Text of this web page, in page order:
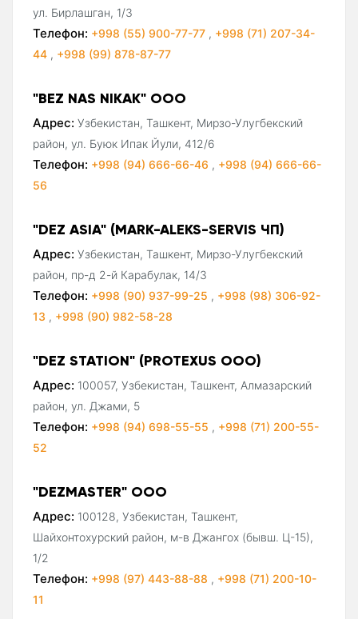
ул. Бирлашган, 1/3
Телефон: +998 (55) 900-77-77 , +998 (71) 207-34-
44 , +998 (99) 878-87-77
"BEZ NAS NIKAK" ООО
Адрес: Узбекистан, Ташкент, Мирзо-Улугбекский
район, ул. Буюк Ипак Йули, 412/6
Телефон: +998 (94) 666-66-46 , +998 (94) 666-66-
56
"DEZ ASIA" (MARK-ALEKS-SERVIS ЧП)
Адрес: Узбекистан, Ташкент, Мирзо-Улугбекский
район, пр-д 2-й Карабулак, 14/3
Телефон: +998 (90) 937-99-25 , +998 (98) 306-92-
13 , +998 (90) 982-58-28
"DEZ STATION" (PROTEXUS ООО)
Адрес: 100057, Узбекистан, Ташкент, Алмазарский
район, ул. Джами, 5
Телефон: +998 (94) 698-55-55 , +998 (71) 200-55-
52
"DEZMASTER" ООО
Адрес: 100128, Узбекистан, Ташкент,
Шайхонтохурский район, м-в Джангох (бывш. Ц-15),
1/2
Телефон: +998 (97) 443-88-88 , +998 (71) 200-10-
11